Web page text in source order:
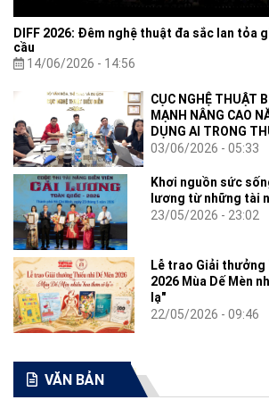
DIFF 2026: Đêm nghệ thuật đa sắc lan tỏa
cầu
14/06/2026 - 14:56
CỤC NGHỆ THUẬT
MẠNH NÂNG CAO
DỤNG AI TRONG
03/06/2026 - 05:33
Khơi nguồn sức
lương từ những tài
23/05/2026 - 23:02
Lễ trao Giải thưởng
2026 Mùa Dế Mèn
lạ"
22/05/2026 - 09:46
VĂN BẢN